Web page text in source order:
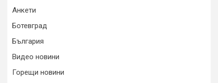
Анкети
Ботевград
България
Видео новини
Горещи новини